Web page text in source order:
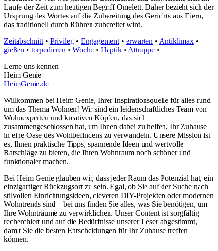
Laufe der Zeit zum heutigen Begriff Omelett. Daher bezieht sich der
Ursprung des Wortes auf die Zubereitung des Gerichts aus Eiern,
das traditionell durch Rühren zubereitet wird.
Zeitabschnitt • Privileg • Engagement • erwarten • Antiklimax •
gießen • torpedieren • Woche • Haptik • Attrappe •
Lerne uns kennen
Heim Genie
HeimGenie.de
Willkommen bei Heim Genie, Ihrer Inspirationsquelle für alles rund
um das Thema Wohnen! Wir sind ein leidenschaftliches Team von
Wohnexperten und kreativen Köpfen, das sich
zusammengeschlossen hat, um Ihnen dabei zu helfen, Ihr Zuhause
in eine Oase des Wohlbefindens zu verwandeln. Unsere Mission ist
es, Ihnen praktische Tipps, spannende Ideen und wertvolle
Ratschläge zu bieten, die Ihren Wohnraum noch schöner und
funktionaler machen.
Bei Heim Genie glauben wir, dass jeder Raum das Potenzial hat, ein
einzigartiger Rückzugsort zu sein. Egal, ob Sie auf der Suche nach
stilvollen Einrichtungsideen, cleveren DIY-Projekten oder modernen
Wohntrends sind – bei uns finden Sie alles, was Sie benötigen, um
Ihre Wohnträume zu verwirklichen. Unser Content ist sorgfältig
recherchiert und auf die Bedürfnisse unserer Leser abgestimmt,
damit Sie die besten Entscheidungen für Ihr Zuhause treffen
können.